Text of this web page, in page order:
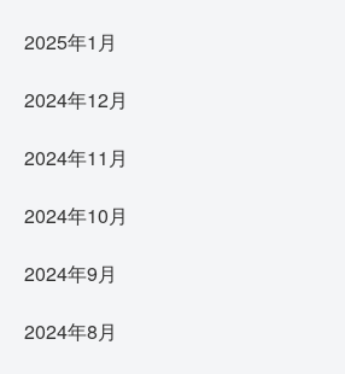
2025年1月
2024年12月
2024年11月
2024年10月
2024年9月
2024年8月